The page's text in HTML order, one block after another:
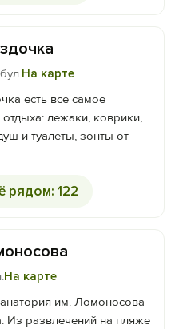
На карте
есть все самое
лежаки, коврики,
и туалеты, зонты от
рядом: 122
На карте
им. Ломоносова
Из развлечений на пляже